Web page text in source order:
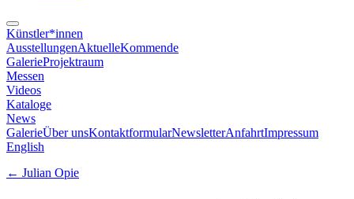
Künstler*innen
AusstellungenAktuelleKommende
GalerieProjektraum
Messen
Videos
Kataloge
News
GalerieÜber unsKontaktformularNewsletterAnfahrtImpressum
English
← Julian Opie